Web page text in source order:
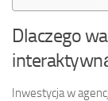
Dlaczego
Inwestycja w